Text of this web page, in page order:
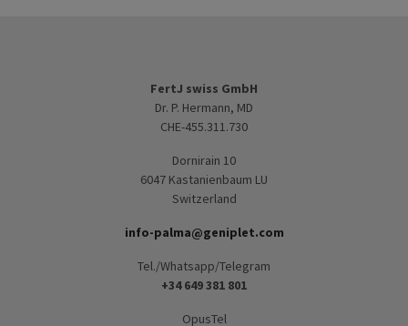
FertJ swiss GmbH
Dr. P. Hermann, MD
CHE-455.311.730
Dornirain 10
6047 Kastanienbaum LU
Switzerland
info-palma@geniplet.com
Tel./Whatsapp/Telegram
+34 649 381 801
OpusTel